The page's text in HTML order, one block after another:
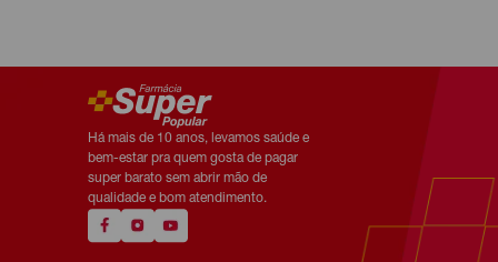
Há mais de 10 anos, levamos saúde e
bem-estar pra quem gosta de pagar
super barato sem abrir mão de
qualidade e bom atendimento.